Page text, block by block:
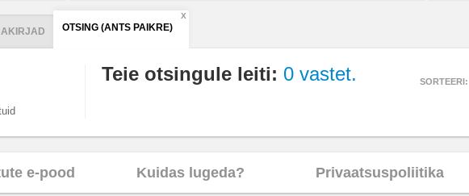
OTSING (ANTS PAIKRE)
X
Teie otsingule leiti: 0 vastet. SORTEERI:
e-pood Kuidas lugeda? Privaatsuspoliitika